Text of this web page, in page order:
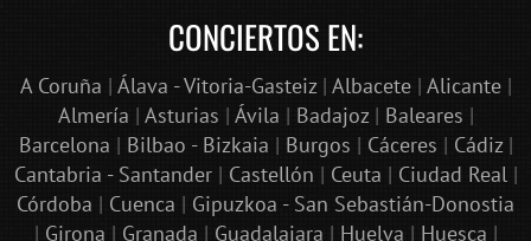
CONCIERTOS EN:
A Coruña | Álava - Vitoria-Gasteiz| Albacete| Alicante|
Almería | Asturias | Ávila | Badajoz| Baleares |
Barcelona | Bilbao - Bizkaia | Burgos | Cáceres | Cádiz|
Cantabria - Santander| Castellón | Ceuta | Ciudad Real|
Córdoba | Cuenca | Gipuzkoa - San Sebastián-Donostia
| Girona | Granada | Guadalajara | Huelva | Huesca |